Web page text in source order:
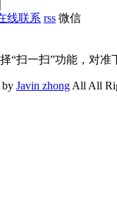
线联系 rss 微信
“扫一扫”功能，对准
by Javin zhong All All